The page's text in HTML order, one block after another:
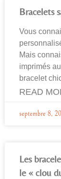
Bracelets
Vous
Mais
imprimés
bracelet
READ
septembre 8,
Les
le « clou